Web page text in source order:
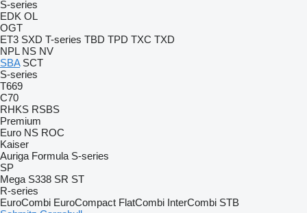
S-series
EDK OL
OGT
ET3 SXD T-series TBD TPD TXC TXD
NPL NS NV
SBA SCT
S-series
T669
C70
RHKS RSBS
Premium
Euro NS ROC
Kaiser
Auriga Formula S-series
SP
Mega S338 SR ST
R-series
EuroCombi EuroCompact FlatCombi InterCombi STB